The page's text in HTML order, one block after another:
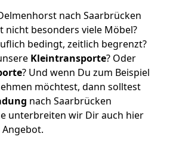
nach Saarbrücken
nicht besonders viele Möbel?
bedingt, zeitlich begrenzt?
Kleintransporte? Oder
? Und wenn Du zum Beispiel
möchtest, dann solltest
nach Saarbrücken
unterbreiten wir Dir auch hier